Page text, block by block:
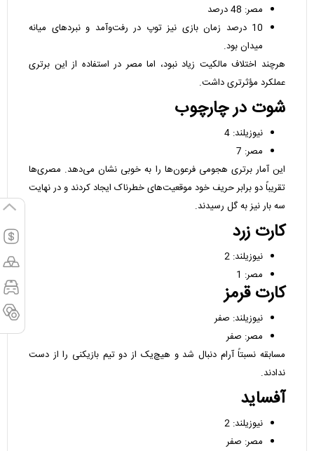
مصر: 48 درصد
10 درصد زمان بازی نیز توپ در رفت‌وآمد و نبردهای میانه
میدان بود.
هرچند اختلاف مالکیت زیاد نبود، اما مصر در استفاده از این برتری
عملکرد مؤثرتری داشت.
شوت در چارچوب
نیوزیلند: 4
مصر: 7
این آمار برتری هجومی فرعون‌ها را به خوبی نشان می‌دهد. مصری‌ها
تقریباً دو برابر حریف خود موقعیت‌های خطرناک ایجاد کردند و در نهایت
سه بار نیز به گل رسیدند.
کارت زرد
نیوزیلند: 2
مصر: 1
کارت قرمز
نیوزیلند: صفر
مصر: صفر
مسابقه نسبتاً آرام دنبال شد و هیچ‌یک از دو تیم بازیکنی را از دست
ندادند.
آفساید
نیوزیلند: 2
مصر: صفر